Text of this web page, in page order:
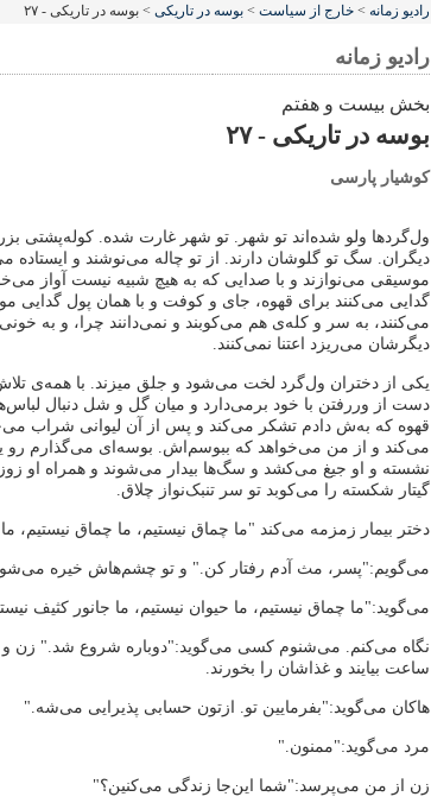
رادیو زمانه > خارج از سیاست > بوسه در تاریکی > بوسه در تاریکی - ۲۷
رادیو زمانه
بخش بیست و هفتم
بوسه در تاریکی - ۲۷
کوشیار پارسی
ول‌گردها ولو شده‌اند تو شهر. تو شهر غارت شده. کوله‌پشتی
دیگران. سگ تو گلوشان دارند. از تو چاله می‌نوشند و ایستاده
موسیقی می‌نوازند و با صدایی که به هیچ شبیه نیست آواز
گدایی می‌کنند برای قهوه، جای و کوفت و با همان پول گدایی
می‌کنند، به سر و کله‌ی هم می‌کوبند و نمی‌دانند چرا، و به
دیگرشان می‌ریزد اعتنا نمی‌کنند.
یکی از دختران ول‌گرد لخت می‌شود و جلق میزند. با همه‌ی
دست از وررفتن با خود برمی‌دارد و میان گل و شل دنبال
قهوه که به‌ش دادم تشکر می‌کند و پس از آن لیوانی شراب
می‌کند و از من می‌خواهد که ببوسم‌اش. بوسه‌ای می‌گذارم رو
نشسته و او جیغ می‌کشد و سگ‌ها بیدار می‌شوند و همراه او
گیتار شکسته را می‌کوبد تو سر تنبک‌نواز چلاق.
دختر بیمار زمزمه می‌کند "ما چماق نیستیم، ما چماق نیستیم،
می‌گویم:"پسر، مث آدم رفتار کن." و تو چشم‌هاش خیره می‌شوم
می‌گوید:"ما چماق نیستیم، ما حیوان نیستیم، ما جانور کثیف
نگاه می‌کنم. می‌شنوم کسی می‌گوید:"دوباره شروع شد." زن و
ساعت بیایند و غذاشان را بخورند.
هاکان می‌گوید:"بفرمایین تو. ازتون حسابی پذیرایی می‌شه."
مرد می‌گوید:"ممنون."
زن از من می‌پرسد:"شما این‌جا زندگی می‌کنین؟"